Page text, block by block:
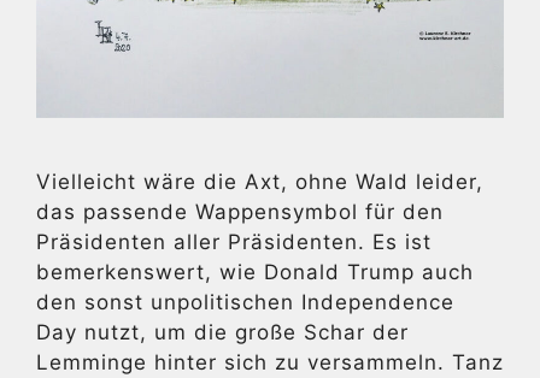
Vielleicht wäre die Axt, ohne Wald leider,
das passende Wappensymbol für den
Präsidenten aller Präsidenten. Es ist
bemerkenswert, wie Donald Trump auch
den sonst unpolitischen Independence
Day nutzt, um die große Schar der
Lemminge hinter sich zu versammeln. Tanz